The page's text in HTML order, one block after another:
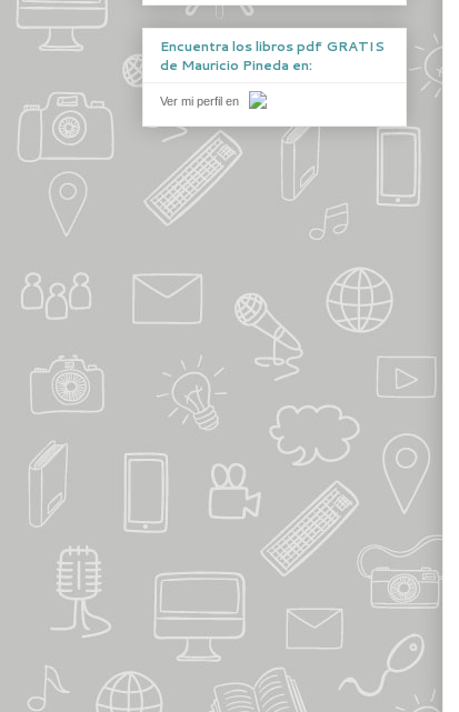
Encuentra los libros pdf GRATIS
de Mauricio Pineda en:
Ver mi perfil en